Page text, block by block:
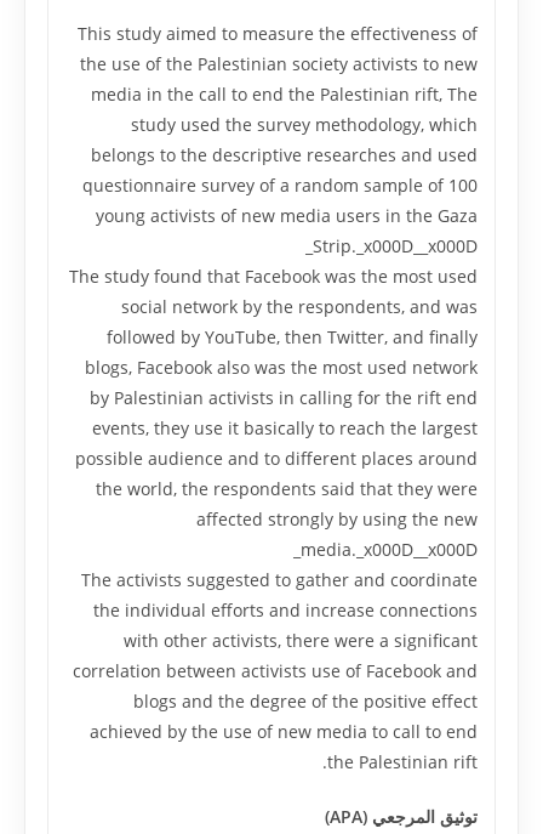
This study aimed to measure the effectiveness of
the use of the Palestinian society activists to new
media in the call to end the Palestinian rift, The
study used the survey methodology, which
belongs to the descriptive researches and used
questionnaire survey of a random sample of 100
young activists of new media users in the Gaza
Strip._x000D__x000D_
The study found that Facebook was the most used
social network by the respondents, and was
followed by YouTube, then Twitter, and finally
blogs, Facebook also was the most used network
by Palestinian activists in calling for the rift end
events, they use it basically to reach the largest
possible audience and to different places around
the world, the respondents said that they were
affected strongly by using the new
media._x000D__x000D_
The activists suggested to gather and coordinate
the individual efforts and increase connections
with other activists, there were a significant
correlation between activists use of Facebook and
blogs and the degree of the positive effect
achieved by the use of new media to call to end
the Palestinian rift.
توثيق المرجعي (APA)